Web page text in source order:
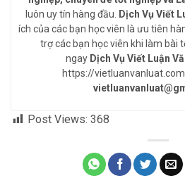
luôn uy tín hàng đầu.
Dịch Vụ Viết
ích của các bạn học viên là ưu tiên
trợ các bạn học viên khi làm bài
ngay Dịch Vụ Viết Luận
https://
Post Views: 368